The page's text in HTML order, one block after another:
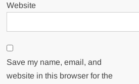
Website
Save my name, email, and
website in this browser for the